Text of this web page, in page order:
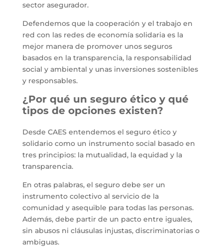
sector asegurador.
Defendemos que la cooperación y el trabajo en
red con las redes de economía solidaria es la
mejor manera de promover unos seguros
basados en la transparencia, la responsabilidad
social y ambiental y unas inversiones sostenibles
y responsables.
¿Por qué un seguro ético y qué
tipos de opciones existen?
Desde CAES entendemos el seguro ético y
solidario como un instrumento social basado en
tres principios: la mutualidad, la equidad y la
transparencia.
En otras palabras, el seguro debe ser un
instrumento colectivo al servicio de la
comunidad y asequible para todas las personas.
Además, debe partir de un pacto entre iguales,
sin abusos ni cláusulas injustas, discriminatorias o
ambiguas.